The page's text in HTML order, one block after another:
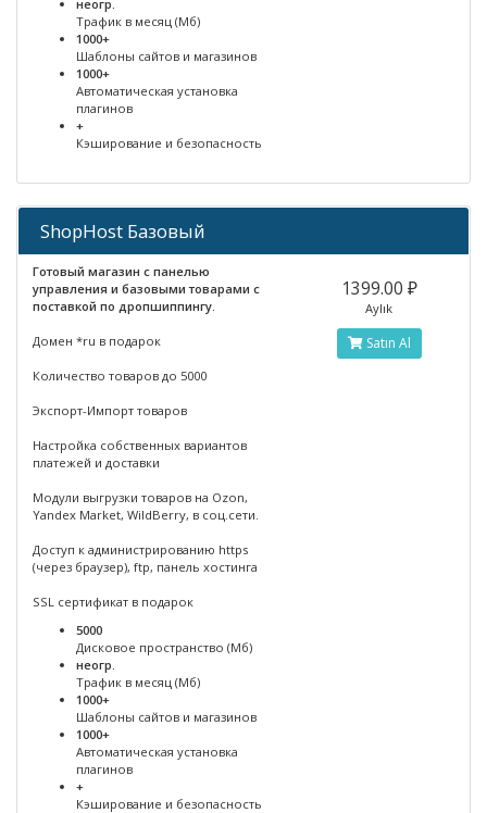
неогр.
Трафик в месяц (Мб)
1000+
Шаблоны сайтов и магазинов
1000+
Автоматическая установка
плагинов
+
Кэширование и безопасность
ShopHost Базовый
Готовый магазин с панелью
управления и базовыми товарами с
поставкой по дропшиппингу.
Домен *ru в подарок
Количество товаров до 5000
Экспорт-Импорт товаров
Настройка собственных вариантов
платежей и доставки
Модули выгрузки товаров на Ozon,
Yandex Market, WildBerry, в соц.сети.
Доступ к администрированию https
(через браузер), ftp, панель хостинга
SSL сертификат в подарок
5000
Дисковое пространство (Мб)
неогр.
Трафик в месяц (Мб)
1000+
Шаблоны сайтов и магазинов
1000+
Автоматическая установка
плагинов
+
Кэширование и безопасность
1399.00 ₽
Aylık
Satın Al